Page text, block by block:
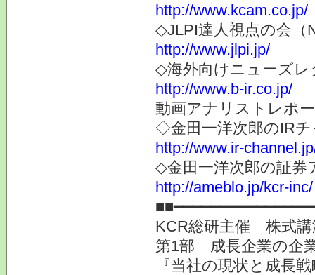
http://www.kcam.co.jp/
◇JLPI達人視点の会（
http://www.jlpi.jp/
◇海外向けニューズレ
http://www.b-ir.co.jp/
動画アナリストレポ
◇金田一洋次郎のIR
http://www.ir-
◇金田一洋次郎の証券
http://ameblo.jp/kcr-inc/
KCR総研主催 株式講
第1部 成長企業の企
『当社の現状と成長